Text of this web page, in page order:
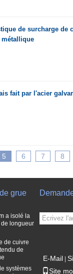
de surcharge de
métallique
fait par l'acier
5 6 7 8
grue
a isolé la
longueur
de cuivre
de
systèmes
E-Mail
Site